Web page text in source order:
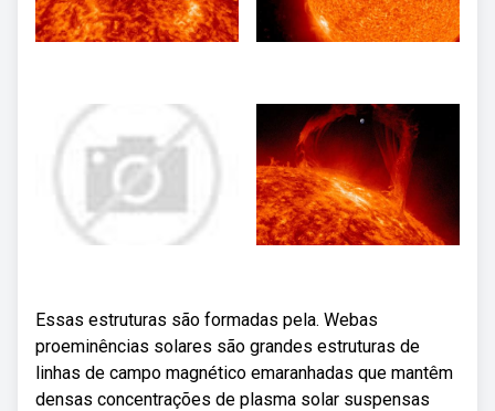
Essas estruturas são formadas pela. Webas
proeminências solares são grandes estruturas de
linhas de campo magnético emaranhadas que mantêm
densas concentrações de plasma solar suspensas